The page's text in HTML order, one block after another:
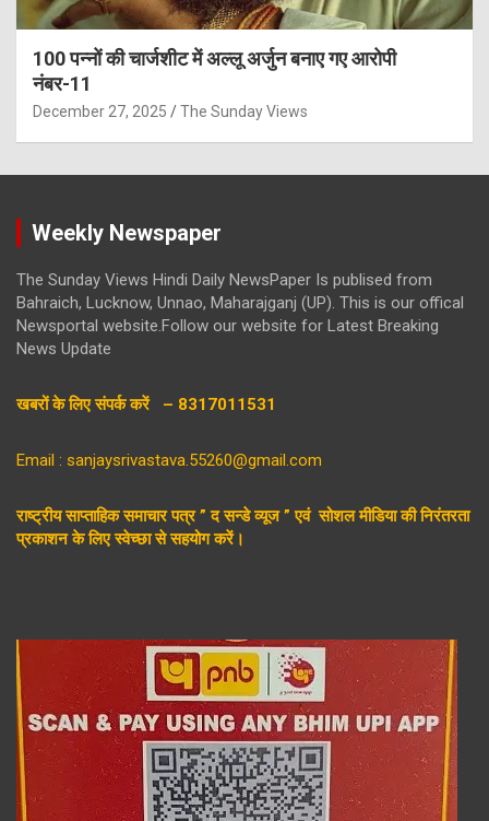
100 पन्नों की चार्जशीट में अल्लू अर्जुन बनाए गए आरोपी
नंबर-11
December 27, 2025 The Sunday Views
Weekly Newspaper
The Sunday Views Hindi Daily NewsPaper Is publised from
Bahraich, Lucknow, Unnao, Maharajganj (UP). This is our offical
Newsportal website.Follow our website for Latest Breaking
News Update
खबरों के लिए संपर्क करें – 8317011531
Email : sanjaysrivastava.55260@gmail.com
राष्ट्रीय साप्ताहिक समाचार पत्र ” द सन्डे व्यूज ” एवं सोशल मीडिया की निरंतरता
प्रकाशन के लिए स्वेच्छा से सहयोग करें।